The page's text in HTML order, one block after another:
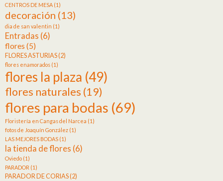
CENTROS DE MESA (1)
decoración (13)
dia de san valentin (1)
Entradas (6)
flores (5)
FLORES ASTURIAS(2)
flores enamorados (1)
flores la plaza (49)
flores naturales (19)
flores para bodas (69)
Floristería en Cangas del Narcea (1)
fotos de Joaquín González (1)
LAS MEJORES BODAS (1)
la tienda de flores (6)
Oviedo (1)
PARADOR (1)
PARADOR DE CORIAS(2)